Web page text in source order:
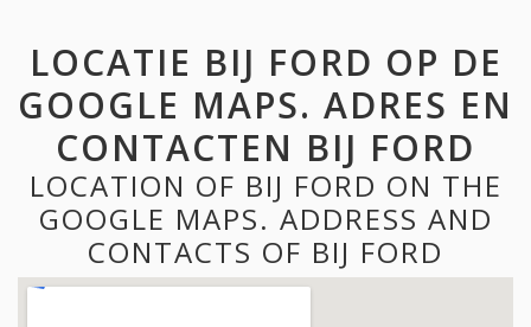
LOCATIE BIJ FORD OP DE
GOOGLE MAPS. ADRES EN
CONTACTEN BIJ FORD
LOCATION OF BIJ FORD ON THE
GOOGLE MAPS. ADDRESS AND
CONTACTS OF BIJ FORD